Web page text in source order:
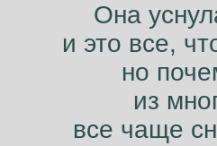
Она
и это все,
но
из
все чаще